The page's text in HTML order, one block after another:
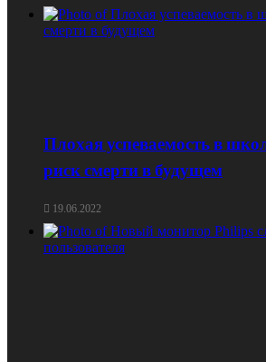
Плохая успеваемость в
риск смерти в будущем
19.06.2022